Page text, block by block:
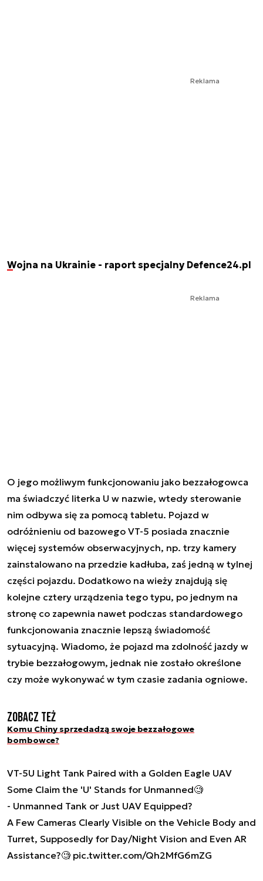
Reklama
Wojna na Ukrainie - raport specjalny Defence24.pl
Reklama
O jego możliwym funkcjonowaniu jako bezzałogowca
ma świadczyć literka U w nazwie, wtedy sterowanie
nim odbywa się za pomocą tabletu. Pojazd w
odróżnieniu od bazowego VT-5 posiada znacznie
więcej systemów obserwacyjnych, np. trzy kamery
zainstalowano na przedzie kadłuba, zaś jedną w tylnej
części pojazdu. Dodatkowo na wieży znajdują się
kolejne cztery urządzenia tego typu, po jednym na
stronę co zapewnia nawet podczas standardowego
funkcjonowania znacznie lepszą świadomość
sytuacyjną. Wiadomo, że pojazd ma zdolność jazdy w
trybie bezzałogowym, jednak nie zostało określone
czy może wykonywać w tym czasie zadania ogniowe.
Zobacz też
Komu Chiny sprzedadzą swoje bezzałogowe
bombowce?
VT-5U Light Tank Paired with a Golden Eagle UAV
Some Claim the 'U' Stands for Unmanned🧐
- Unmanned Tank or Just UAV Equipped?
A Few Cameras Clearly Visible on the Vehicle Body and
Turret, Supposedly for Day/Night Vision and Even AR
Assistance?🧐 pic.twitter.com/Qh2MfG6mZG